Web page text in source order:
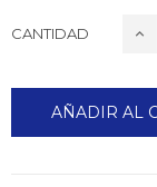
CANTIDAD
AÑADIR AL